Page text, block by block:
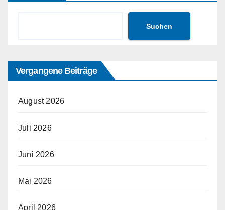
Suchen
Vergangene Beiträge
August 2026
Juli 2026
Juni 2026
Mai 2026
April 2026